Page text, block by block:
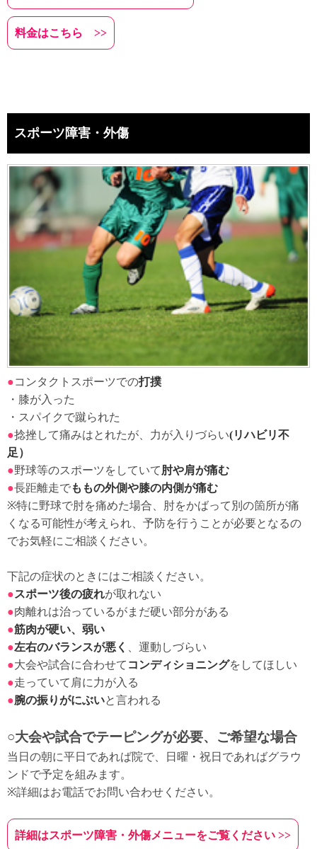
料金はこちら >>
スポーツ障害・外傷
●コンタクトスポーツでの打撲
・膝が入った
・スパイクで蹴られた
●捻挫して痛みはとれたが、力が入りづらい(リハビリ不
足）
●野球等のスポーツをしていて肘や肩が痛む
●長距離走でももの外側や膝の内側が痛む
※特に野球で肘を痛めた場合、肘をかばって別の箇所が痛
くなる可能性が考えられ、予防を行うことが必要となるの
でお気軽にご相談ください。
下記の症状のときにはご相談ください。
●スポーツ後の疲れが取れない
●肉離れは治っているがまだ硬い部分がある
●筋肉が硬い、弱い
●左右のバランスが悪く
、運動しづらい
●大会や試合に合わせて コンディショニングをしてほしい
●走っていて肩に力が入る
●腕の振りがにぶいと言われる
○大会や試合でテーピングが必要、ご希望な場合
当日の朝に平日であれば院で、日曜・祝日であればグラウ
ンドで予定を組みます。
※詳細はお電話でお問い合わせください。
詳細はスポーツ障害・外傷メニューをご覧ください >>